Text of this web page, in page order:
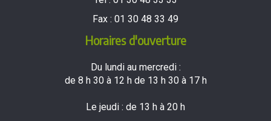
Fax : 01 30 48 33 49
Horaires d'ouverture
Du lundi au mercredi :
de 8 h 30 à 12 h de 13 h 30 à 17 h
Le jeudi : de 13 h à 20 h